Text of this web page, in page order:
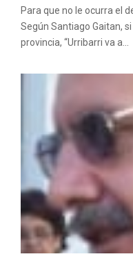
Para que no le ocurra el
Según Santiago Gaitan,
provincia, “Urribarri va a...